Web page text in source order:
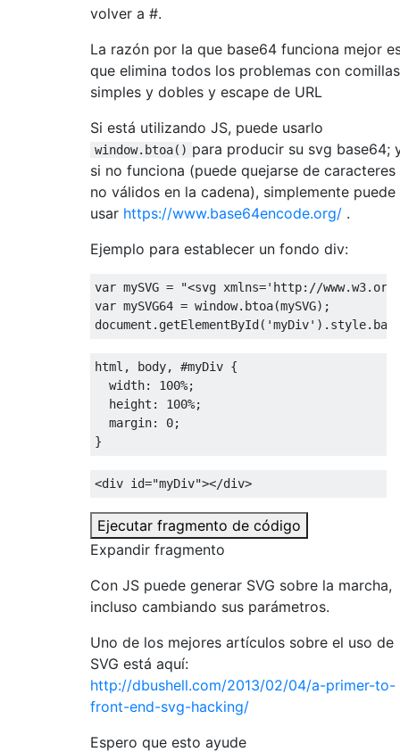
volver a #.
La razón por la que base64 funciona mejor
que elimina todos los problemas con comillas
simples y dobles y escape de URL
Si está utilizando JS, puede usarlo
window.btoa() para producir su svg base64;
si no funciona (puede quejarse de caracteres
no válidos en la cadena), simplemente puede
usar https://www.base64encode.org/ .
Ejemplo para establecer un fondo div:
var mySVG =
"<svg xmlns='http://
var mySVG64 = window. btoa(mySVG);
document . getElementById( 'myDiv' ). style.
html , body, #myDiv {
width: 100%;
height : 100%;
margin: 0;
}
<div id="myDiv"></div>
Ejecutar fragmento de código
Expandir fragmento
Con JS puede generar SVG sobre la marcha,
incluso cambiando sus parámetros.
Uno de los mejores artículos sobre el uso de
SVG está aquí:
http://dbushell.com/2013/02/04/a-primer-to-
front-end-svg-hacking/
Espero que esto ayude